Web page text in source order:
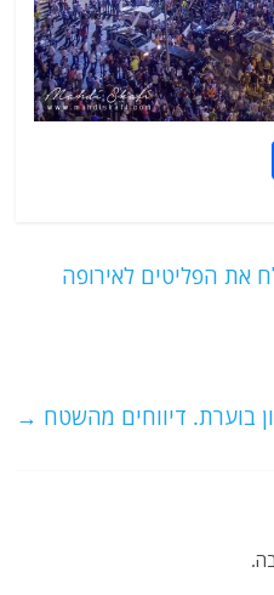
e
k
את הפליטים לאירופה
בוערת. דיווחים מהשטח →